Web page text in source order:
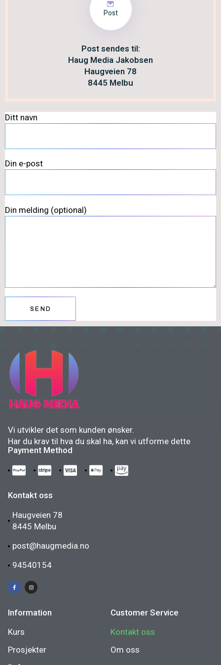
Post
Post sendes til:
Haug Media Jakobsen
Haugveien 78
8445 Melbu
Ditt navn
Din e-post
Din melding (optional)
SEND
Vi utvikler det som kunden ønsker.
Har du krav til hva du skal ha, kan vi utforme dette
Payment Method
Kontakt oss
Haugveien 78
8445 Melbu
post@haugmedia.no
94540154
Information
Kurs
Prosjekter
Customer Service
Kontakt oss
Om oss